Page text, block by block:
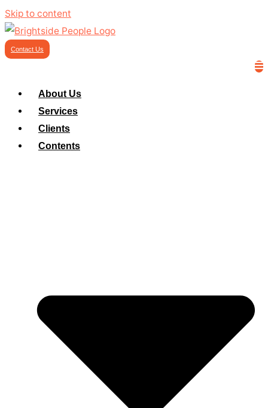
Skip to content
Contact Us
About Us
Services
Clients
Contents